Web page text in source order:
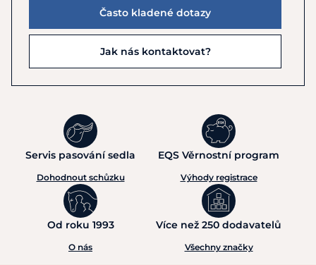
Často kladené dotazy
Jak nás kontaktovat?
Servis pasování sedla
Dohodnout schůzku
EQS Věrnostní program
Výhody registrace
Od roku 1993
O nás
Více než 250 dodavatelů
Všechny značky